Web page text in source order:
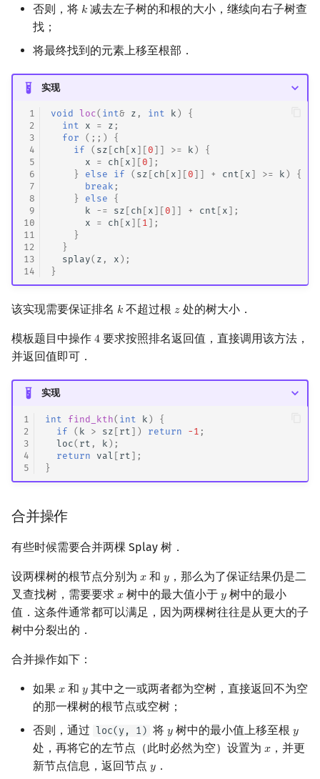
否则，将 𝑘
k 减去左子树的和根的大小，继续向右子树查
找；
将最终找到的元素上移至根部．
实现
1
2
3
4
5
6
7
8
9
10
11
12
13
14
void loc( int& z , int k )
{
int
x = z ;
for
(;;)
{
if
( sz [ ch [ x ][ 0 ]] >= k )
{
x
= ch [ x ][ 0 ];
}
else if ( sz [ ch [ x ][ 0 ]] + cnt [ x ] >= k )
{
break ;
}
else
{
k
-= sz [ ch [ x ][ 0 ]] + cnt [ x ];
x
= ch [ x ][ 1 ];
}
}
splay( z , x );
}
该实现需要保证排名 𝑘
k 不超过根𝑧
z处的树大小．
模板题目中操作 4
4 要求按照排名返回值，直接调用该方法，
并返回值即可．
实现
1
2
3
4
5
int find_kth( int k )
{
if
( k > sz [ rt ]) return -1 ;
loc( rt , k );
return
val [ rt ];
}
合并操作
有些时候需要合并两棵 Splay 树．
设两棵树的根节点分别为 𝑥
x 和𝑦
y，那么为了保证结果仍是二
叉查找树，需要要求 𝑥
x 树中的最大值小于𝑦
y树中的最小
值．这条件通常都可以满足，因为两棵树往往是从更大的子
树中分裂出的．
合并操作如下：
如果 𝑥
x 和𝑦
y其中之一或两者都为空树，直接返回不为空
的那一棵树的根节点或空树；
否则，通过 loc(y, 1) 将 𝑦
y树中的最小值上移至根 𝑦
y
处，再将它的左节点（此时必然为空）设置为 𝑥
x ，并更
新节点信息，返回节点 𝑦
y．